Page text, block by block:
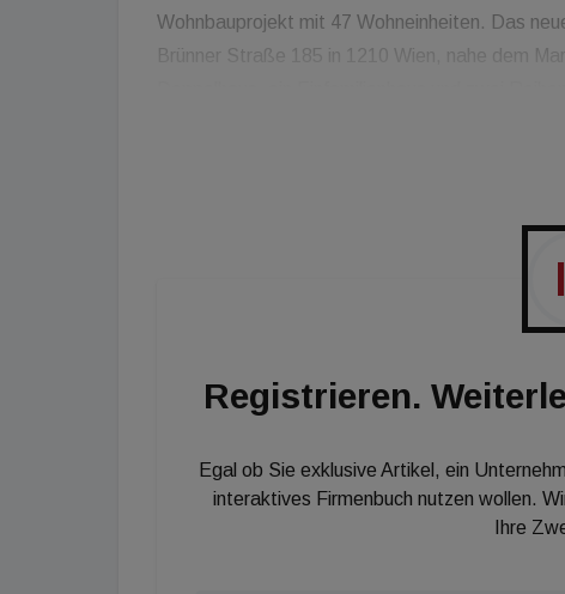
Wohnbauprojekt mit 47 Wohneinheiten. Das
Brünner Straße 185 in 1210 Wien, nahe dem
Tiefensonden beheizt und im Sommer gekühlt.
Registrieren.
Egal ob Sie exklusive Artikel, ein
interaktives Firmenbuch nutzen wollen.
Ihre